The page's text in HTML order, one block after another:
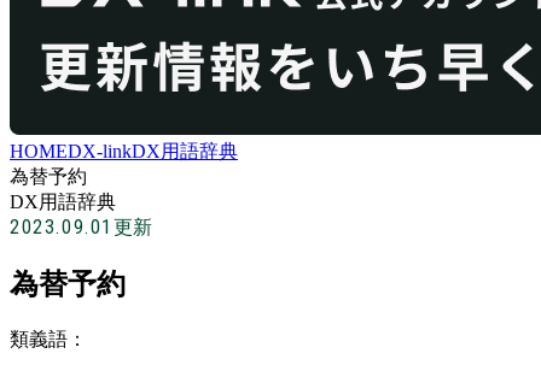
HOMEDX-linkDX用語辞典
為替予約
DX用語辞典
2023.09.01 更新
為替予約
類義語：